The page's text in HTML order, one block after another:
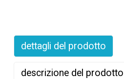
dettagli del prodotto
descrizione del prodotto